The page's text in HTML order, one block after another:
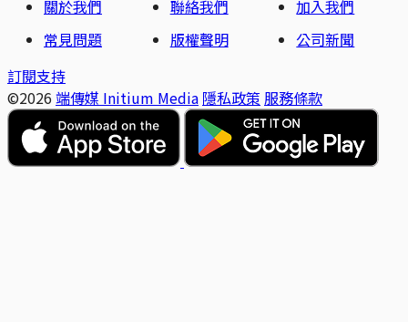
關於我們
聯絡我們
加入我們
常見問題
版權聲明
公司新聞
訂閱支持
©2026 端傳媒 Initium Media 隱私政策 服務條款